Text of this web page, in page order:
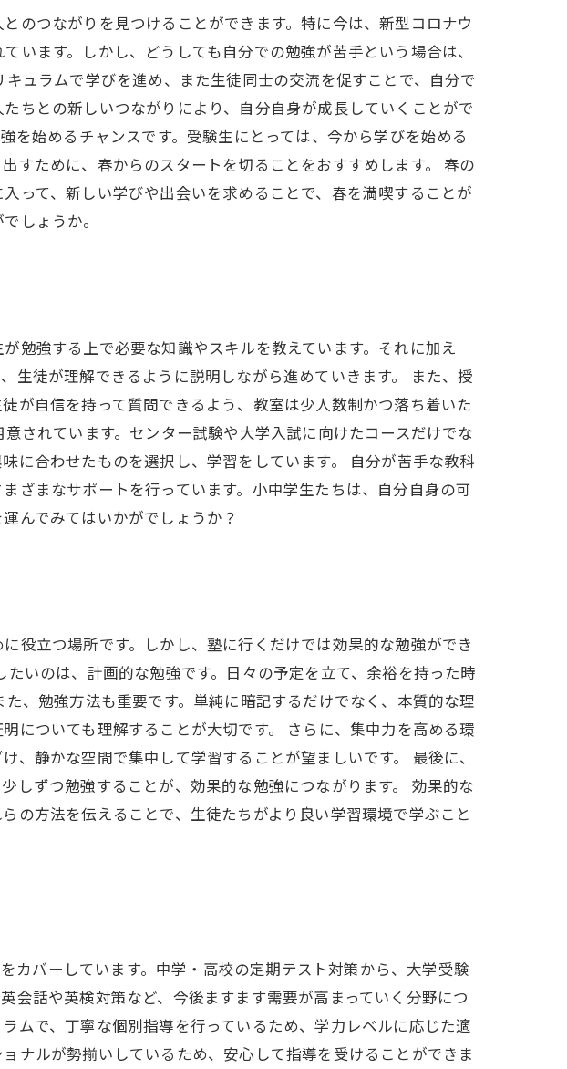
のつながりを見つけることができます。特に今は、新型コロナウ
います。しかし、どうしても自分での勉強が苦手という場合は、
ュラムで学びを進め、また生徒同士の交流を促すことで、自分で
ちとの新しいつながりにより、自分自身が成長していくことがで
を始めるチャンスです。受験生にとっては、今から学びを始める
すために、春からのスタートを切ることをおすすめします。 春の
って、新しい学びや出会いを求めることで、春を満喫することが
しょうか。
勉強する上で必要な知識やスキルを教えています。それに加え
生徒が理解できるように説明しながら進めていきます。 また、授
が自信を持って質問できるよう、教室は少人数制かつ落ち着いた
されています。センター試験や大学入試に向けたコースだけでな
に合わせたものを選択し、学習をしています。 自分が苦手な教科
ざまなサポートを行っています。小中学生たちは、自分自身の可
んでみてはいかがでしょうか？
役立つ場所です。しかし、塾に行くだけでは効果的な勉強ができ
いのは、計画的な勉強です。日々の予定を立て、余裕を持った時
、勉強方法も重要です。単純に暗記するだけでなく、本質的な理
についても理解することが大切です。 さらに、集中力を高める環
静かな空間で集中して学習することが望ましいです。 最後に、
しずつ勉強することが、効果的な勉強につながります。 効果的な
の方法を伝えることで、生徒たちがより良い学習環境で学ぶこと
カバーしています。中学・高校の定期テスト対策から、大学受験
会話や英検対策など、今後ますます需要が高まっていく分野につ
ムで、丁寧な個別指導を行っているため、学力レベルに応じた適
ナルが勢揃いしているため、安心して指導を受けることができま